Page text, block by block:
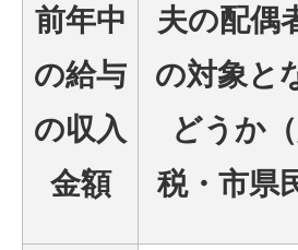
前年中
の給与
の収入
金額
夫の配偶
の対象と
どうか
税・市県